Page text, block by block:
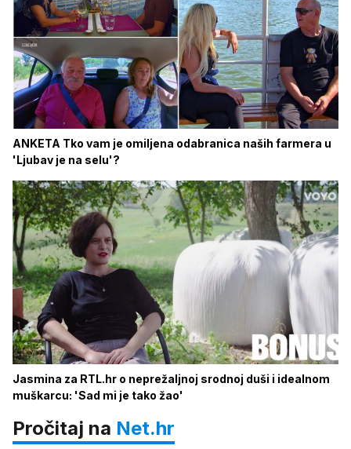
ANKETA Tko vam je omiljena odabranica naših farmera u
'Ljubav je na selu'?
Jasmina za RTL.hr o neprežaljnoj srodnoj duši i idealnom
muškarcu: 'Sad mi je tako žao'
Pročitaj na Net.hr